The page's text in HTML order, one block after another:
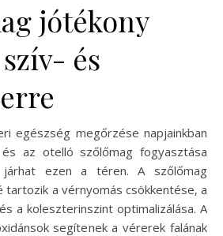
jótékony
és
egészség megőrzése napjainkban
az otelló szőlőmag fogyasztása
járhat ezen a téren. A szőlőmag
tartozik a vérnyomás csökkentése, a
a koleszterinszint optimalizálása. A
segítenek a vérerek falának